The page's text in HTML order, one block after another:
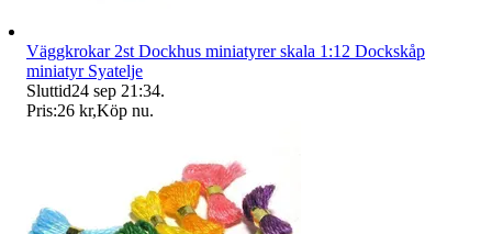
Väggkrokar 2st Dockhus miniatyrer skala 1:12 Dockskåp
miniatyr Syatelje
Sluttid24 sep 21:34.
Pris:26 kr,Köp nu.